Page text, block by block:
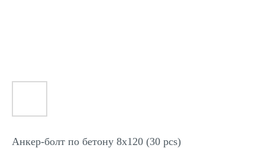
Анкер-болт по бетону 8x120 (30 pcs)